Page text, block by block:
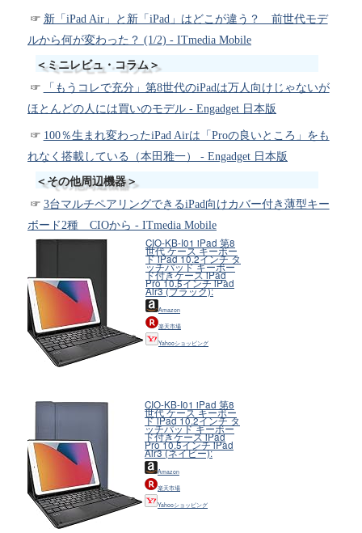
新「iPad Air」と新「iPad」はどこが違う？ 前世代モデ
ルから何が変わった？ (1/2) - ITmedia Mobile
＜ミニレビュ・コラム＞
「もうコレで充分」第8世代のiPadは万人向けじゃないが
ほとんどの人には買いのモデル - Engadget 日本版
100％生まれ変わったiPad Airは「Proの良いところ」をも
れなく搭載している（本田雅一） - Engadget 日本版
＜その他周辺機器＞
3台マルチペアリングできるiPad向けカバー付き薄型キー
ボード2種 CIOから - ITmedia Mobile
CIO-KB-I01 iPad 第8
世代 ケース キーボー
ド iPad 10.2インチ タ
ッチパッド キーボー
ド付きケース iPad
Pro 10.5インチ iPad
Air3 (ブラック):
Amazon
楽天市場
Yahooショッピング
CIO-KB-I01 iPad 第8
世代 ケース キーボー
ド iPad 10.2インチ タ
ッチパッド キーボー
ド付きケース iPad
Pro 10.5インチ iPad
Air3 (ネイビー):
Amazon
楽天市場
Yahooショッピング